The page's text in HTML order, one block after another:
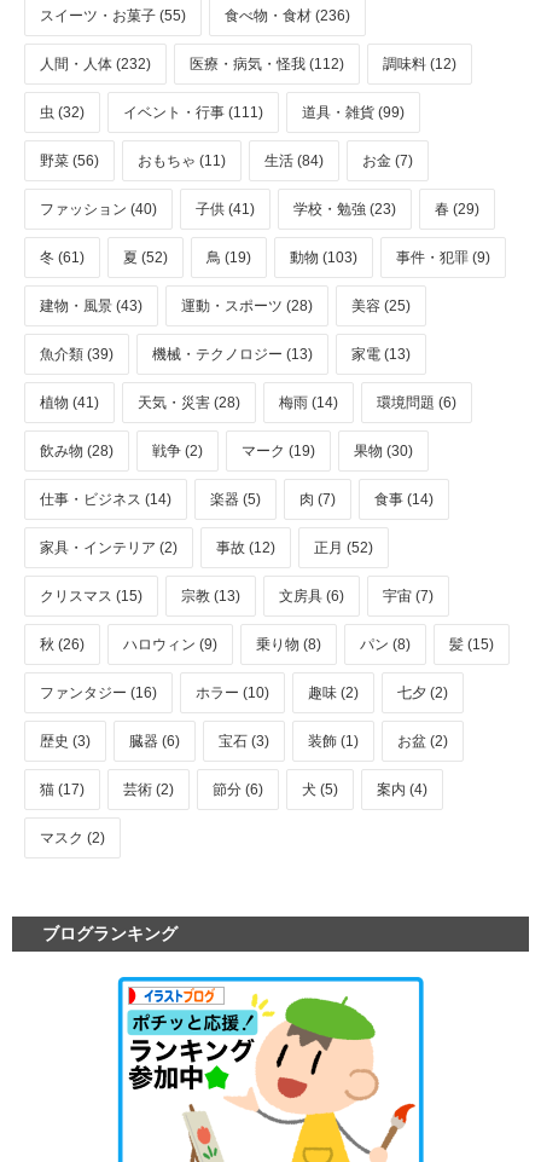
スイーツ・お菓子 (55) 食べ物・食材 (236)
人間・人体 (232) 医療・病気・怪我 (112) 調味料 (12)
虫 (32) イベント・行事 (111) 道具・雑貨 (99)
野菜 (56) おもちゃ (11) 生活 (84) お金 (7)
ファッション (40) 子供 (41) 学校・勉強 (23) 春 (29)
冬 (61) 夏 (52) 鳥 (19) 動物 (103) 事件・犯罪 (9)
建物・風景 (43) 運動・スポーツ (28) 美容 (25)
魚介類 (39) 機械・テクノロジー (13) 家電 (13)
植物 (41) 天気・災害 (28) 梅雨 (14) 環境問題 (6)
飲み物 (28) 戦争 (2) マーク (19) 果物 (30)
仕事・ビジネス (14) 楽器 (5) 肉 (7) 食事 (14)
家具・インテリア (2) 事故 (12) 正月 (52)
クリスマス (15) 宗教 (13) 文房具 (6) 宇宙 (7)
秋 (26) ハロウィン (9) 乗り物 (8) パン (8) 髪 (15)
ファンタジー (16) ホラー (10) 趣味 (2) 七夕 (2)
歴史 (3) 臓器 (6) 宝石 (3) 装飾 (1) お盆 (2)
猫 (17) 芸術 (2) 節分 (6) 犬 (5) 案内 (4)
マスク (2)
ブログランキング